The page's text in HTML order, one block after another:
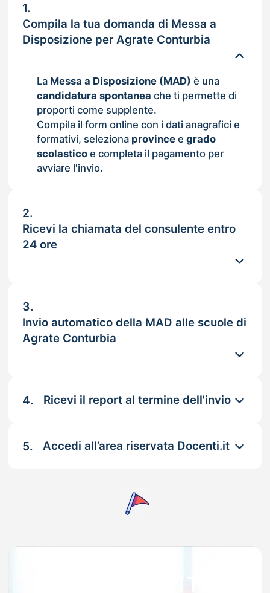
1.
Compila la tua domanda di Messa a
Disposizione per Agrate Conturbia
La Messa a Disposizione (MAD) è una
candidatura spontanea che ti permette di
proporti come supplente.
Compila il form online con i dati anagrafici e
formativi, seleziona provincee grado
scolasticoe completa il pagamento per
avviare l'invio.
2.
Ricevi la chiamata del consulente entro
24 ore
3.
Invio automatico della MAD alle scuole di
Agrate Conturbia
4. Ricevi il report al termine dell'invio
5. Accedi all’area riservata Docenti.it